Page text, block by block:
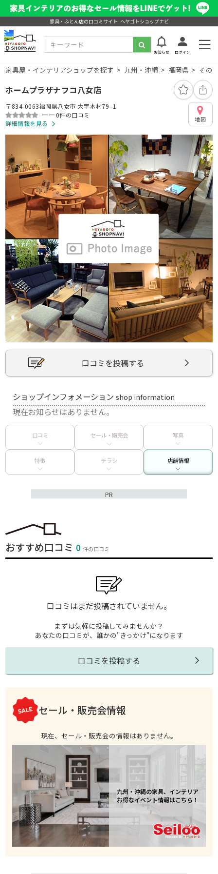
家具・ふとん店の口コミサイト ヘヤゴトショップナビ
お知らせ ログイン
家具屋・インテリアショップを探す 九州・沖縄 福岡県 その
ホームプラザナフコ八女店
〒834-0063福岡県八女市 大字本村79–1
ーー0件の口コミ
詳細情報を見る
地図
口コミを投稿する
ショップインフォメーションshop information
現在お知らせはありません。
口コミ セール・販売会 写真
特徴 チラシ 店舗情報
PR
おすすめ口コミ 0件の口コミ
口コミはまだ投稿されていません。
まずは気軽に投稿してみませんか？
あなたの口コミが、誰かの"きっかけ"になります
口コミを投稿する
セール・販売会情報
現在、セール・販売会の情報はありません。
九州・沖縄の家具、インテリア
お得なイベント情報はこちら！